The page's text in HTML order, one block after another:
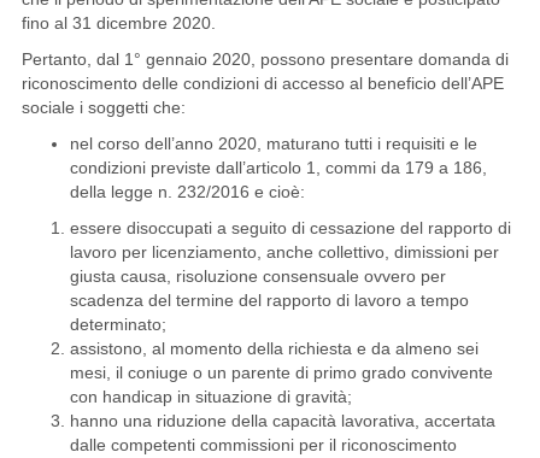
fino al 31 dicembre 2020.
Pertanto, dal 1° gennaio 2020, possono presentare domanda di
riconoscimento delle condizioni di accesso al beneficio dell’APE
sociale i soggetti che:
nel corso dell’anno 2020, maturano tutti i requisiti e le
condizioni previste dall’articolo 1, commi da 179 a 186,
della legge n. 232/2016 e cioè:
essere disoccupati a seguito di cessazione del rapporto di
lavoro per licenziamento, anche collettivo, dimissioni per
giusta causa, risoluzione consensuale ovvero per
scadenza del termine del rapporto di lavoro a tempo
determinato;
assistono, al momento della richiesta e da almeno sei
mesi, il coniuge o un parente di primo grado convivente
con handicap in situazione di gravità;
hanno una riduzione della capacità lavorativa, accertata
dalle competenti commissioni per il riconoscimento